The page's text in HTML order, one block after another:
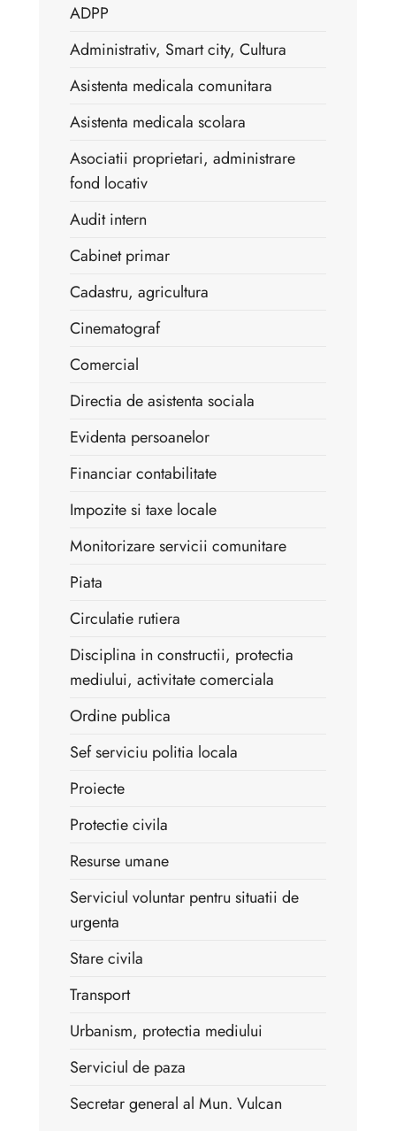
ADPP
Administrativ, Smart city, Cultura
Asistenta medicala comunitara
Asistenta medicala scolara
Asociatii proprietari, administrare
fond locativ
Audit intern
Cabinet primar
Cadastru, agricultura
Cinematograf
Comercial
Directia de asistenta sociala
Evidenta persoanelor
Financiar contabilitate
Impozite si taxe locale
Monitorizare servicii comunitare
Piata
Circulatie rutiera
Disciplina in constructii, protectia
mediului, activitate comerciala
Ordine publica
Sef serviciu politia locala
Proiecte
Protectie civila
Resurse umane
Serviciul voluntar pentru situatii de
urgenta
Stare civila
Transport
Urbanism, protectia mediului
Serviciul de paza
Secretar general al Mun. Vulcan